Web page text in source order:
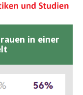
in einer